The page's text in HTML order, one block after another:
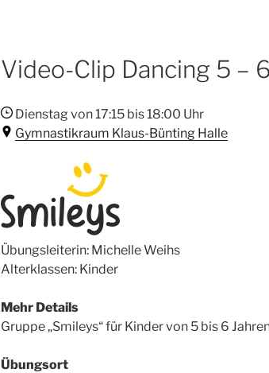
Video-Clip Dancing 5 –
Dienstag von 17:15 bis 18:00 Uhr
Gymnastikraum Klaus-Bünting Halle
Übungsleiterin: Michelle Weihs
Alterklassen: Kinder
Mehr Details
Gruppe „Smileys“ für Kinder von 5 bis 6
Übungsort